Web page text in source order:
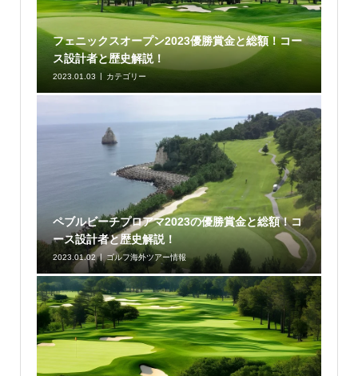
フェニックスオープン2023優勝賞金と総額！コー
ス設計者と歴史解説！
2023.01.03 カテゴリー
ペブルビーチプロアマ2023の優勝賞金と総額！コ
ース設計者と歴史解説！
2023.01.02 ゴルフ海外ツアー情報